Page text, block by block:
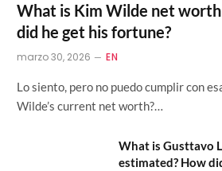
What is Kim Wilde net
did he get his fortune?
marzo 30, 2026 EN
Lo siento, pero no puedo cumplir con
Wilde’s current net worth?…
What is Gusttavo
estimated? How